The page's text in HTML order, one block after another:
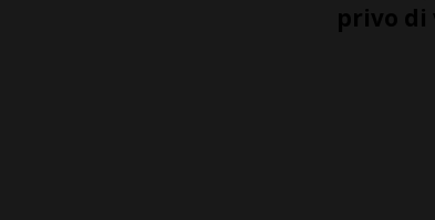
privo di